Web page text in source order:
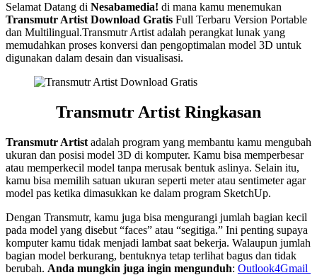
Selamat Datang di Nesabamedia! di mana kamu menemukan
Transmutr Artist Download Gratis Full Terbaru Version Portable
dan Multilingual.Transmutr Artist adalah perangkat lunak yang
memudahkan proses konversi dan pengoptimalan model 3D untuk
digunakan dalam desain dan visualisasi.
Transmutr Artist Ringkasan
Transmutr Artist adalah program yang membantu kamu mengubah
ukuran dan posisi model 3D di komputer. Kamu bisa memperbesar
atau memperkecil model tanpa merusak bentuk aslinya. Selain itu,
kamu bisa memilih satuan ukuran seperti meter atau sentimeter agar
model pas ketika dimasukkan ke dalam program SketchUp.
Dengan Transmutr, kamu juga bisa mengurangi jumlah bagian kecil
pada model yang disebut “faces” atau “segitiga.” Ini penting supaya
komputer kamu tidak menjadi lambat saat bekerja. Walaupun jumlah
bagian model berkurang, bentuknya tetap terlihat bagus dan tidak
berubah. Anda mungkin juga ingin mengunduh: Outlook4Gmail